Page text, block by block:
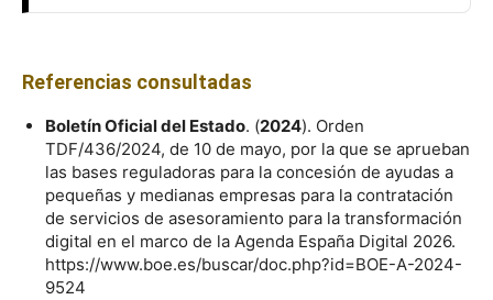
Referencias consultadas
Boletín Oficial del Estado. (2024). Orden
TDF/436/2024, de 10 de mayo, por la que se aprueban
las bases reguladoras para la concesión de ayudas a
pequeñas y medianas empresas para la contratación
de servicios de asesoramiento para la transformación
digital en el marco de la Agenda España Digital 2026.
https://www.boe.es/buscar/doc.php?id=BOE-A-2024-
9524